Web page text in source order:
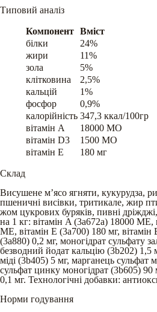
Типовий аналіз
Компонент Вміст
білки
24%
жири
11%
зола
5%
клітковина
2,5%
кальцій
1%
фосфор
0,9%
калорійність 347,3 ккал/100гр
вітамін A
18000 МО
вітамін D3
1500 МО
вітамін E
180 мг
Склад
Висушене м’ясо ягняти, кукурудза,
пшеничні висівки, тритикале, жир
жом цукрових буряків, пивні
на 1 кг: вітамін A (3a672a) 18000 ME,
ME, вітамін E (3a700) 180 мг, вітамін
(3a880) 0,2 мг, моногідрат сульфату
безводний йодат кальцію (3b202) 1,5
міді (3b405) 5 мг, марганець сульфат
сульфат цинку моногідрат (3b605) 90
0,1 мг. Технологічні добавки:
Норми годування